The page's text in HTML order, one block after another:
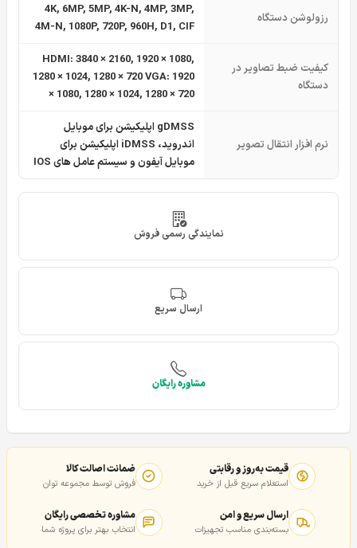
رزولوشن دستگاه
4K, 6MP, 5MP, 4K-N, 4MP, 3MP,
4M-N, 1080P, 720P, 960H, D1, CIF
کیفیت ضبط تصاویر در
دستگاه
HDMI: 3840 × 2160, 1920 × 1080,
1280 × 1024, 1280 × 720 VGA: 1920
× 1080, 1280 × 1024, 1280 × 720
نرم افزار انتقال تصویر
gDMSS اپلیکیشن برای موبایل
اندروید، iDMSS اپلیکیشن برای
موبایل آیفون و سیستم عامل های IOS
نمایندگی رسمی فروش
ارسال سریع
مشاوره رایگان
قیمت به‌روز و رقابتی
استعلام سریع قبل از خرید
ضمانت اصالت کالا
فروش توسط مجموعه توان
ارسال سریع و امن
بسته‌بندی مناسب تجهیزات
مشاوره تخصصی رایگان
انتخاب بهتر برای پروژه شما